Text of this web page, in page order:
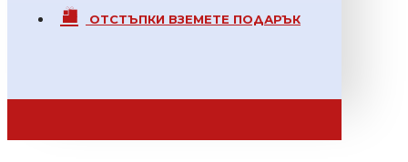
ОТСТЪПКИ ВЗЕМЕТЕ ПОДАРЪК